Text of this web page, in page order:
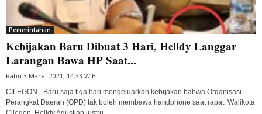
Pemerintahan
Kebijakan Baru Dibuat 3 Hari, Helldy Langgar
Larangan Bawa HP Saat...
Rabu 3 Maret 2021, 14:33 WIB
CILEGON - Baru saja tiga hari mengeluarkan kebijakan bahwa Organisasi
Perangkat Daerah (OPD) tak boleh membawa handphone saat rapat, Walikota